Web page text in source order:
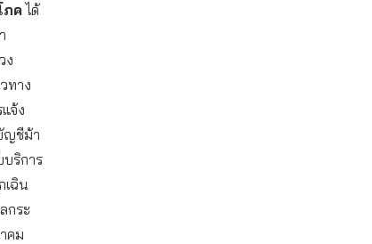
ภคได้
ง
ทาง
จ้ง
ญชีม้า
บริการ
เฉิน
กระ
คม